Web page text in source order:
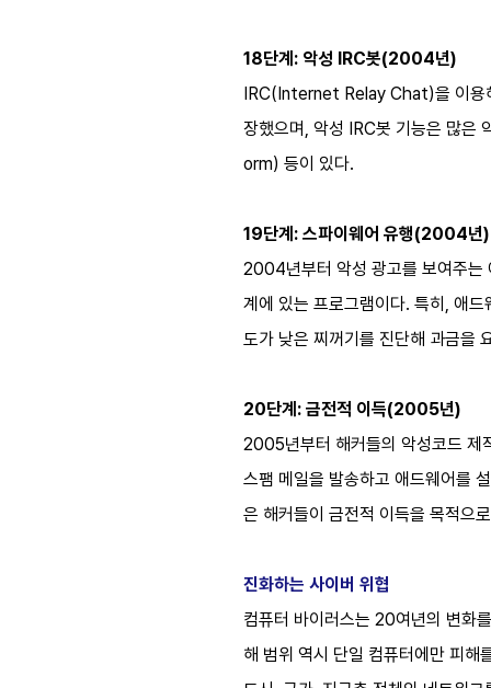
18단계: 악성 IRC봇(2004년)
IRC(Internet Relay Chat)을 이용
장했으며, 악성 IRC봇 기능은 많
orm) 등이 있다.
19단계: 스파이웨어 유행(2004년)
2004년부터 악성 광고를 보여주는
계에 있는 프로그램이다. 특히, 애
도가 낮은 찌꺼기를 진단해 과금을
20단계: 금전적 이득(2005년)
2005년부터 해커들의 악성코드 제
스팸 메일을 발송하고 애드웨어를
은 해커들이 금전적 이득을 목적으
진화하는 사이버 위협
컴퓨터 바이러스는 20여년의 변화
해 범위 역시 단일 컴퓨터에만 피해